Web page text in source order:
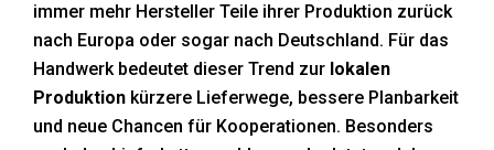
Vorteile
Handwerker-News
immer mehr Hersteller Teile ihrer Produktion zurück
nach Europa oder sogar nach Deutschland. Für das
Handwerk bedeutet dieser Trend zur lokalen
Produktion kürzere Lieferwege, bessere Planbarkeit
und neue Chancen für Kooperationen. Besonders